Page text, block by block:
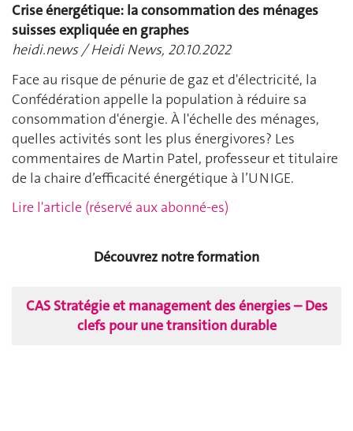
Crise énergétique: la consommation des ménages
suisses expliquée en graphes
heidi.news / Heidi News, 20.10.2022
Face au risque de pénurie de gaz et d'électricité, la
Confédération appelle la population à réduire sa
consommation d'énergie. À l'échelle des ménages,
quelles activités sont les plus énergivores? Les
commentaires de Martin Patel, professeur et titulaire
de la chaire d’efficacité énergétique à l’UNIGE.
Lire l'article (réservé aux abonné-es)
Découvrez notre formation
CAS Stratégie et management des énergies – Des
clefs pour une transition durable